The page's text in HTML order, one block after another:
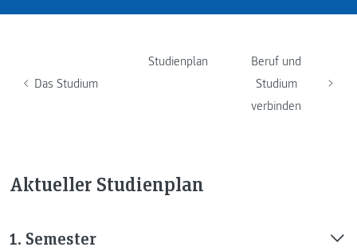
Das Studium
Studienplan
Beruf und
Studium
verbinden
Aktueller Studienplan
1. Semester